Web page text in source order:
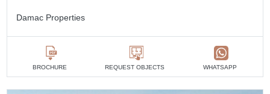
Damac Properties
BROCHURE REQUEST OBJECTS WHATSAPP